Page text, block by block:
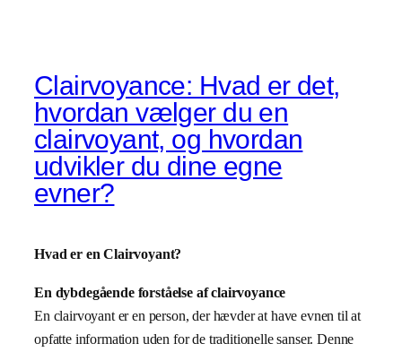
Clairvoyance: Hvad er det,
hvordan vælger du en
clairvoyant, og hvordan
udvikler du dine egne
evner?
Hvad er en Clairvoyant?
En dybdegående forståelse af clairvoyance
En clairvoyant er en person, der hævder at have evnen til at
opfatte information uden for de traditionelle sanser. Denne